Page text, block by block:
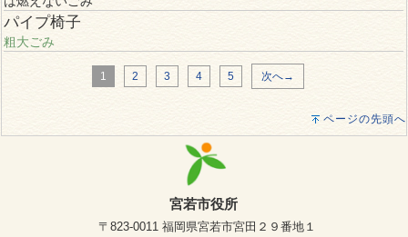
パイプ椅子
粗大ごみ
1 2 3 4 5 次へ→
ページの先頭へ
宮若市役所
〒823-0011 福岡県宮若市宮田２９番地１